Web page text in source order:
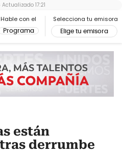
Hable con el
Programa
Selecciona tu emisora
Elige tu emisora
Actualizado 17:21
están
derrumbe